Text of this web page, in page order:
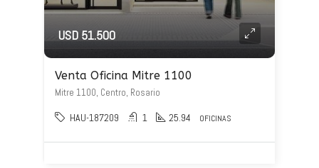
USD 51.500
Venta Oficina Mitre 1100
Mitre 1100, Centro, Rosario
HAU-187209 1 25.94 OFICINAS